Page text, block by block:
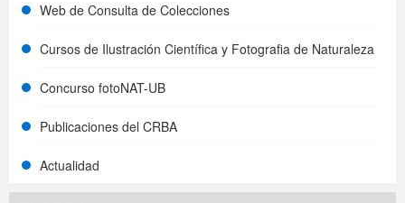
Web de Consulta de Colecciones
Cursos de Ilustración Científica y Fotografia de Naturaleza
Concurso fotoNAT-UB
Publicaciones del CRBA
Actualidad